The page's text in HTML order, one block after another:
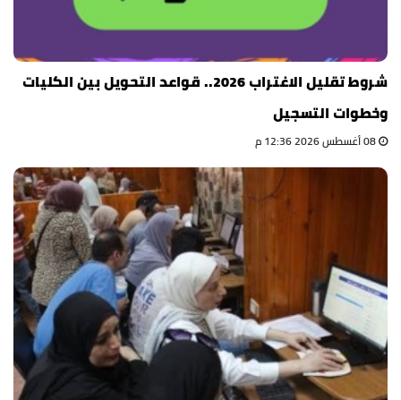
شروط تقليل الاغتراب 2026.. قواعد التحويل بين الكليات
وخطوات التسجيل